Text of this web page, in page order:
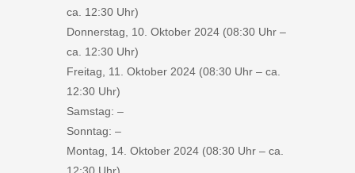
ca. 12:30 Uhr)
Donnerstag, 10. Oktober 2024 (08:30 Uhr –
ca. 12:30 Uhr)
Freitag, 11. Oktober 2024 (08:30 Uhr – ca.
12:30 Uhr)
Samstag: –
Sonntag: –
Montag, 14. Oktober 2024 (08:30 Uhr – ca.